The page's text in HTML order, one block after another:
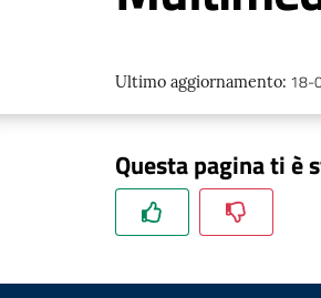
Ultimo aggiornamento: 18-
Questa pagina ti è